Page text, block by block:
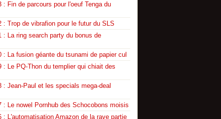
: Fin de parcours pour l'oeuf Tenga du
: Trop de vibrafion pour le futur du SLS
: La ring search party du bonus de
: La fusion géante du tsunami de papier cul
: Le PQ-Thon du templier qui chiait des
: Jean-Paul et les specials mega-deal
: Le nowel Pornhub des Schocobons moisis
: L'automatisation Amazon de la rave partie